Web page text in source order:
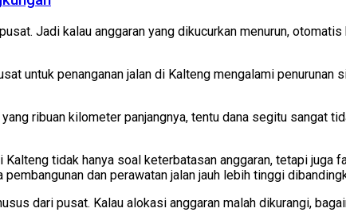
Jadi kalau anggaran yang dikucurkan menurun,
untuk penanganan jalan di Kalteng mengalami
ribuan kilometer panjangnya, tentu dana segitu sangat
tidak hanya soal keterbatasan anggaran, tetapi juga
dan perawatan jalan jauh lebih tinggi
dari pusat. Kalau alokasi anggaran malah dikurangi,